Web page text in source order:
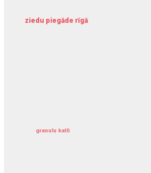
ziedu piegāde rīgā
granulu katli